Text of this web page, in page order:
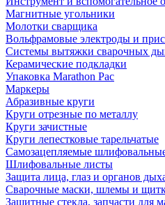
Магнитные угольники
Молотки сварщика
Вольфрамовые электроды и
Системы вытяжки сварочных
Керамические подкладки
Упаковка Marathon Pac
Маркеры
Абразивные круги
Круги отрезные по металлу
Круги зачистные
Круги лепестковые тарельчатые
Самозацепляемые
Шлифовальные листы
Защита лица, глаз и органов
Сварочные маски, шлемы и
Защитные стекла, запчасти для